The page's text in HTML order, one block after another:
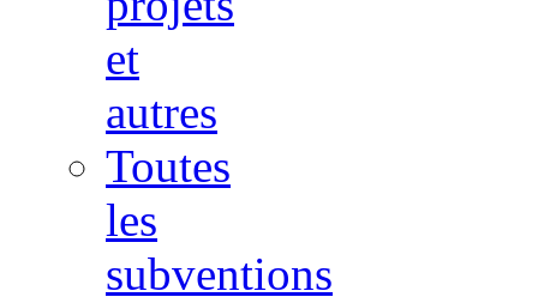
et
autres
Toutes
les
subventions